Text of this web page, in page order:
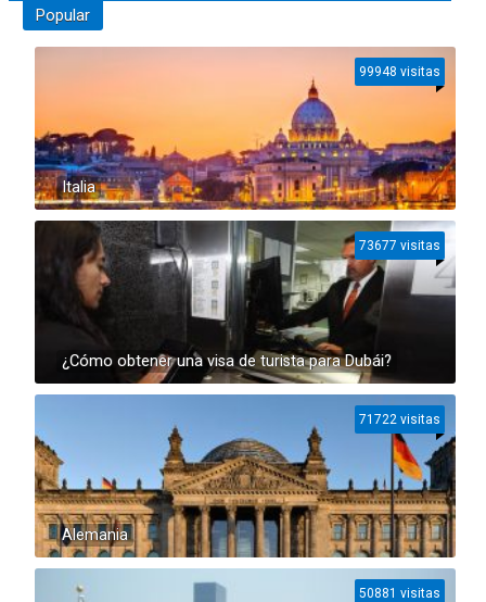
Popular
Italia
99948 visitas
¿Cómo obtener una visa de turista para Dubái?
73677 visitas
Alemania
71722 visitas
50881 visitas